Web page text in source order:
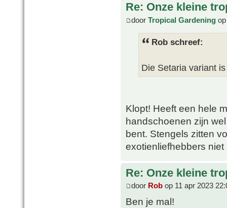
Re: Onze kleine
door Tropical Gardening
Rob schreef:
Die Setaria variant
Klopt! Heeft een hele
handschoenen zijn
bent. Stengels zitten
exotienliefhebbers
Re: Onze kleine
door Rob op 11 apr 2023
Ben je mal!